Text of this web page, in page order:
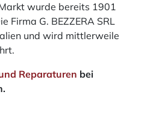
wurde bereits 1901
Firma G. BEZZERA SRL
und wird mittlerweile
Reparaturen bei